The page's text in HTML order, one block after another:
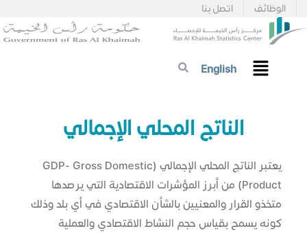
اتصل بنا الوظائف
English
الناتج المحلي الإجمالي
​يعتبر الناتج المحلي الإجمالي (GDP- Gross Domestic
Product) من أبرز المؤشرات الاقتصادية التي يرصدها
متخذو القرار والمعنيين بالشأن الاقتصادي في أي بلد وذلك
كونه يسمح بقياس حجم النشاط الاقتصادي والعملية